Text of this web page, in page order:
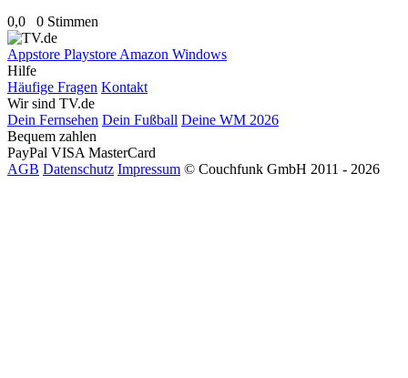
0,0 0 Stimmen
Appstore Playstore Amazon Windows
Hilfe
Häufige Fragen Kontakt
Wir sind TV.de
Dein Fernsehen Dein Fußball Deine WM 2026
Bequem zahlen
PayPal VISA MasterCard
AGB Datenschutz Impressum © Couchfunk GmbH 2011 - 2026